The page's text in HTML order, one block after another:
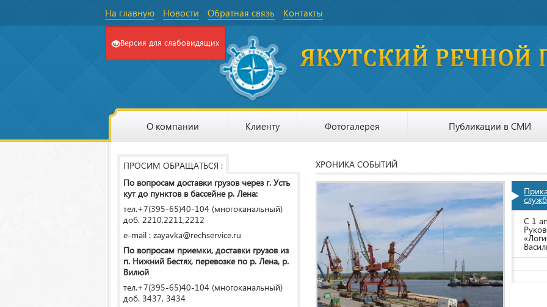
На главную Новости Обратная связь Контакты
Версия для слабовидящих
О компании Клиенту Фотогалерея Публикации в СМИ
ПРОСИМ ОБРАЩАТЬСЯ :
По вопросам доставки грузов через г. Усть
кут до пунктов в бассейне р. Лена:
тел.+7(395-65)40-104 (многоканальный)
доб. 2210,2211,2212
e-mail : zayavka@rechservice.ru
По вопросам приемки, доставки грузов из
п. Нижний Бестях, перевозке по р. Лена, р.
Вилюй
тел.+7(395-65)40-104 (многоканальный)
доб. 3437, 3434
ХРОНИКА СОБЫТИЙ
С 1